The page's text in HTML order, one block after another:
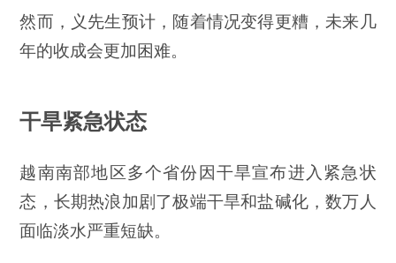
然而，义先生预计，随着情况变得更糟，未来几
年的收成会更加困难。
干旱紧急状态
越南南部地区多个省份因干旱宣布进入紧急状
态，长期热浪加剧了极端干旱和盐碱化，数万人
面临淡水严重短缺。